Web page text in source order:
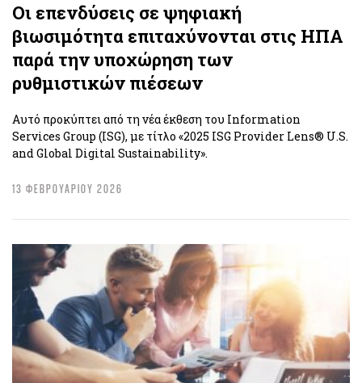
Οι επενδύσεις σε ψηφιακή
βιωσιμότητα επιταχύνονται στις ΗΠΑ
παρά την υποχώρηση των
ρυθμιστικών πιέσεων
Αυτό προκύπτει από τη νέα έκθεση του Information
Services Group (ISG), με τίτλο «2025 ISG Provider Lens® U.S.
and Global Digital Sustainability».
13 ΦΕΒΡΟΥΑΡΙΟΥ 2026